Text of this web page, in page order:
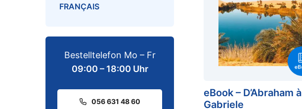
eBook – D’Abraham à
Gabriele
FRANÇAIS
Bestelltelefon Mo – Fr
09:00 – 18:00 Uhr
056 631 48 60